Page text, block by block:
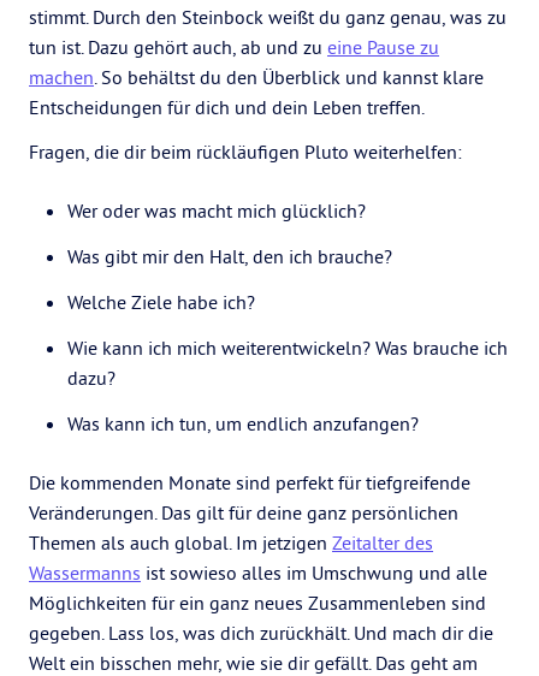
stimmt. Durch den Steinbock weißt du ganz genau, was zu
tun ist. Dazu gehört auch, ab und zu eine Pause zu
machen. So behältst du den Überblick und kannst klare
Entscheidungen für dich und dein Leben treffen.
Fragen, die dir beim rückläufigen Pluto weiterhelfen:
Wer oder was macht mich glücklich?
Was gibt mir den Halt, den ich brauche?
Welche Ziele habe ich?
Wie kann ich mich weiterentwickeln? Was brauche ich
dazu?
Was kann ich tun, um endlich anzufangen?
Die kommenden Monate sind perfekt für tiefgreifende
Veränderungen. Das gilt für deine ganz persönlichen
Themen als auch global. Im jetzigen Zeitalter des
Wassermanns ist sowieso alles im Umschwung und alle
Möglichkeiten für ein ganz neues Zusammenleben sind
gegeben. Lass los, was dich zurückhält. Und mach dir die
Welt ein bisschen mehr, wie sie dir gefällt. Das geht am